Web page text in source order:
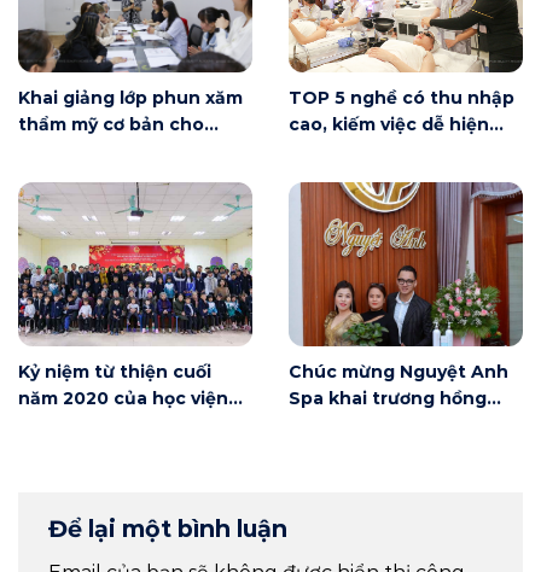
Khai giảng lớp phun xăm
thẩm mỹ cơ bản cho
Nội
TOP 5 nghề có thu nhập
cao, kiếm việc dễ hiện
Kỷ niệm từ thiện cuối
năm 2020 của học viện
Chúc mừng Nguyệt Anh
Spa khai trương hồng
Để lại một bình luận